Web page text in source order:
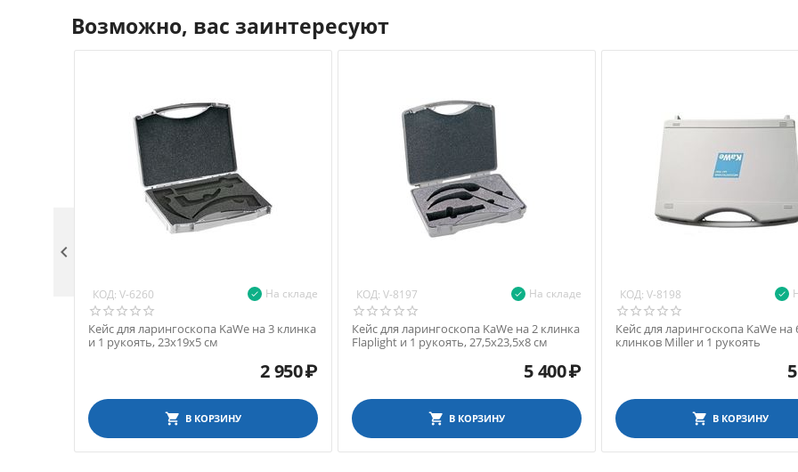
Возможно, вас заинтересуют
КОД: V-6260 На складе
Кейс для ларингоскопа KaWe на 3 клинка
и 1 рукоять, 23х19х5 см
2 950₽
В КОРЗИНУ
КОД: V-8197 На складе
Кейс для ларингоскопа KaWe на 2 клинка
Flaplight и 1 рукоять, 27,5х23,5х8 см
5 400₽
В КОРЗИНУ
КОД: V-8198
Кейс для ларингоскопа KaWe на
клинков Miller и 1 рукоять
В КОРЗИНУ
